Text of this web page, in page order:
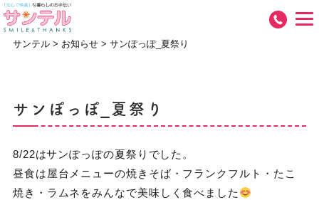
サンテル> お知らせ> サンぽっぽ_夏祭り
サンぽっぽ_夏祭り
8/22はサンぽっぽの夏祭りでした。
昼食は屋台メニューの焼きそば・フランクフルト・たこ
焼き・ラムネをみんなで美味しく食べました